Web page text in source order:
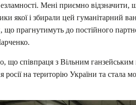
Мені приємно відзначити,
якої і збирали цей гуманітарний
що прагнутимуть до постійного
що співпраця з Вільним
росії на територію України та стала